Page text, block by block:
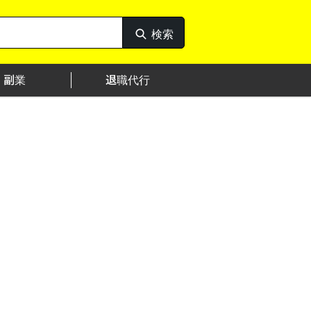
検索
検
索
副業 退職代行